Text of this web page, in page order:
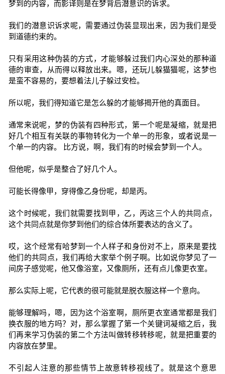
梦到的内容，而影译则是在梦背后潜意识的诉求。
我们的潜意识诉求呢，需要通过伪装显现出来，因为我们是受
到道德约束的。
只有采用这种伪装的方式，才能够躲过我们内心深处的那种道
德的审查，从而得以释放出来。嗯，还玩儿躲猫猫呢，这梦也
是蛮不容易的，要想着法儿子躲过安检。
所以呢，我们得知道它是怎么躲的才能够揭开他的真面目。
通常来说呢，梦的伪装有四种形式，第一个呢是凝缩，就是把
好几个相互有关联的事物转化为一个单一的形象，或者说是一
个单一的内容。 比方说，啊，我们有的时候会梦到一个人。
但他呢，似乎是整合了好几个人。
可能长得像甲，穿得像乙身份呢，却是丙。
这个时候呢，我们就需要找到甲，乙，丙这三个人的共同点，
这个共同点就是你梦到他们的综合体所要表达的含义了。
哎，这个经常有哈梦到一个人样子和身份对不上，原来是要找
他们的共同点，我们再给大家举个例子啊。比如说你梦见了一
间房子感觉呢，他又像浴室，又像厕所，还有点儿像更衣室。
那么实际上呢，它代表的很可能就是脱衣服这样一个意向。
能够理解吗，嗯，因为这个浴室啊，厕所更衣室通常都是我们
换衣服的地方吗？对，那么掌握了第一个关键词凝缩之后，我
们再来学习伪装的第二个方法叫做转移转移呢，就是把重要的
内容放在梦里。
不引起人注意的那些情节上故意转移视线了。就是这个意思